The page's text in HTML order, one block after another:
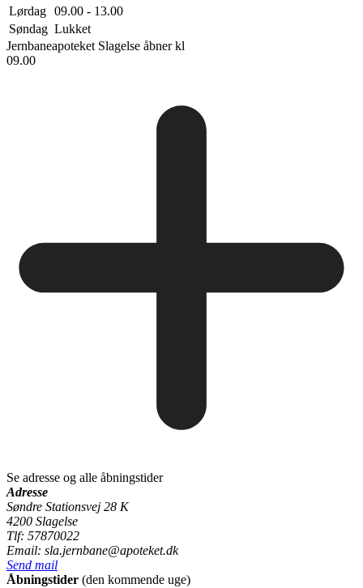
Lørdag 09.00 - 13.00
Søndag Lukket
Jernbaneapoteket Slagelse åbner kl
09.00
Se adresse og alle åbningstider
Adresse
Søndre Stationsvej 28 K
4200 Slagelse
Tlf: 57870022
Email: sla.jernbane@apoteket.dk
Send mail
Åbningstider (den kommende uge)